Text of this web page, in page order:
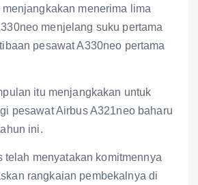
menerima lima
menjelang suku pertama
pesawat A330neo pertama
itu menjangkakan untuk
pesawat Airbus A321neo baharu
ini.
telah menyatakan komitmennya
rangkaian pembekalnya di